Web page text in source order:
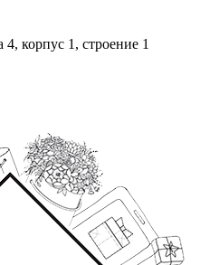
корпус 1, строение 1